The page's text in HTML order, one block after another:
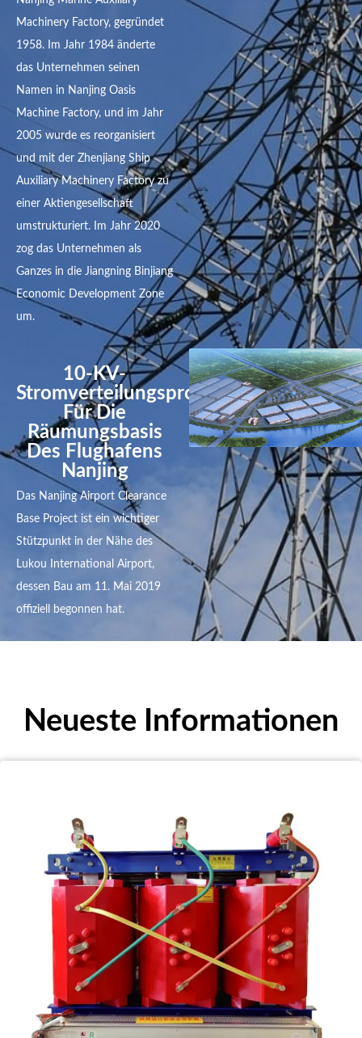
Machinery Factory, gegründet
1958. Im Jahr 1984 änderte
das Unternehmen seinen
Namen in Nanjing Oasis
Machine Factory, und im Jahr
2005 wurde es reorganisiert
und mit der Zhenjiang Ship
Auxiliary Machinery Factory zu
einer Aktiengesellschaft
umstrukturiert. Im Jahr 2020
zog das Unternehmen als
Ganzes in die Jiangning Binjiang
Economic Development Zone
um.
10-KV-
Stromverteilungsprojekt
Für Die
Räumungsbasis
Des Flughafens
Nanjing
Das Nanjing Airport Clearance
Base Project ist ein wichtiger
Stützpunkt in der Nähe des
Lukou International Airport,
dessen Bau am 11. Mai 2019
offiziell begonnen hat.
Neueste Informationen